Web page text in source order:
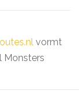
vormt
Monsters